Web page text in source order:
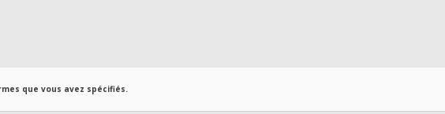
que vous avez spécifiés.